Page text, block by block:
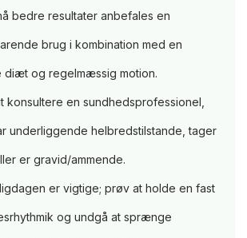
bedre resultater anbefales en
brug i kombination med en
diæt og regelmæssig motion.
konsultere en sundhedsprofessionel,
underliggende helbredstilstande, tager
er gravid/ammende.
er vigtige; prøv at holde en fast
og undgå at sprænge